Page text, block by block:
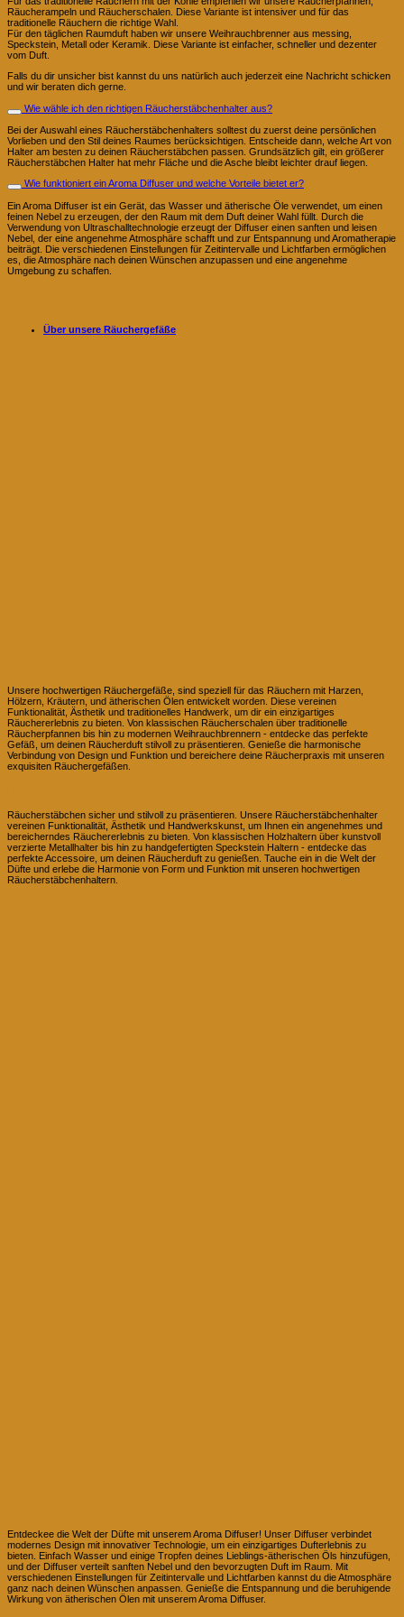
Räucherampeln und Räucherschalen. Diese Variante ist intensiver und für das
traditionelle Räuchern die richtige Wahl.
Für den täglichen Raumduft haben wir unsere Weihrauchbrenner aus messing,
Speckstein, Metall oder Keramik. Diese Variante ist einfacher, schneller und dezenter
vom Duft.
Falls du dir unsicher bist kannst du uns natürlich auch jederzeit eine Nachricht schicken
und wir beraten dich gerne.
Wie wähle ich den richtigen Räucherstäbchenhalter aus?
Bei der Auswahl eines Räucherstäbchenhalters solltest du zuerst deine persönlichen
Vorlieben und den Stil deines Raumes berücksichtigen. Entscheide dann, welche Art von
Halter am besten zu deinen Räucherstäbchen passen. Grundsätzlich gilt, ein größerer
Räucherstäbchen Halter hat mehr Fläche und die Asche bleibt leichter drauf liegen.
Wie funktioniert ein Aroma Diffuser und welche Vorteile bietet er?
Ein Aroma Diffuser ist ein Gerät, das Wasser und ätherische Öle verwendet, um einen
feinen Nebel zu erzeugen, der den Raum mit dem Duft deiner Wahl füllt. Durch die
Verwendung von Ultraschalltechnologie erzeugt der Diffuser einen sanften und leisen
Nebel, der eine angenehme Atmosphäre schafft und zur Entspannung und Aromatherapie
beiträgt. Die verschiedenen Einstellungen für Zeitintervalle und Lichtfarben ermöglichen
es, die Atmosphäre nach deinen Wünschen anzupassen und eine angenehme
Umgebung zu schaffen.
Über unsere Räuchergefäße
Unsere hochwertigen Räuchergefäße, sind speziell für das Räuchern mit Harzen,
Hölzern, Kräutern, und ätherischen Ölen entwickelt worden. Diese vereinen
Funktionalität, Ästhetik und traditionelles Handwerk, um dir ein einzigartiges
Räuchererlebnis zu bieten. Von klassischen Räucherschalen über traditionelle
Räucherpfannen bis hin zu modernen Weihrauchbrennern - entdecke das perfekte
Gefäß, um deinen Räucherduft stilvoll zu präsentieren. Genieße die harmonische
Verbindung von Design und Funktion und bereichere deine Räucherpraxis mit unseren
exquisiten Räuchergefäßen.
Räucherstäbchen sicher und stilvoll zu präsentieren. Unsere Räucherstäbchenhalter
vereinen Funktionalität, Ästhetik und Handwerkskunst, um Ihnen ein angenehmes und
bereicherndes Räuchererlebnis zu bieten. Von klassischen Holzhaltern über kunstvoll
verzierte Metallhalter bis hin zu handgefertigten Speckstein Haltern - entdecke das
perfekte Accessoire, um deinen Räucherduft zu genießen. Tauche ein in die Welt der
Düfte und erlebe die Harmonie von Form und Funktion mit unseren hochwertigen
Räucherstäbchenhaltern.
Entdeckee die Welt der Düfte mit unserem Aroma Diffuser! Unser Diffuser verbindet
modernes Design mit innovativer Technologie, um ein einzigartiges Dufterlebnis zu
bieten. Einfach Wasser und einige Tropfen deines Lieblings-ätherischen Öls hinzufügen,
und der Diffuser verteilt sanften Nebel und den bevorzugten Duft im Raum. Mit
verschiedenen Einstellungen für Zeitintervalle und Lichtfarben kannst du die Atmosphäre
ganz nach deinen Wünschen anpassen. Genieße die Entspannung und die beruhigende
Wirkung von ätherischen Ölen mit unserem Aroma Diffuser.